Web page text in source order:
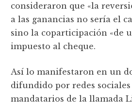
consideraron que «la
a las ganancias no sería el
sino la coparticipación «de
impuesto al cheque.
Así lo manifestaron en un
difundido por redes
mandatarios de la llamada